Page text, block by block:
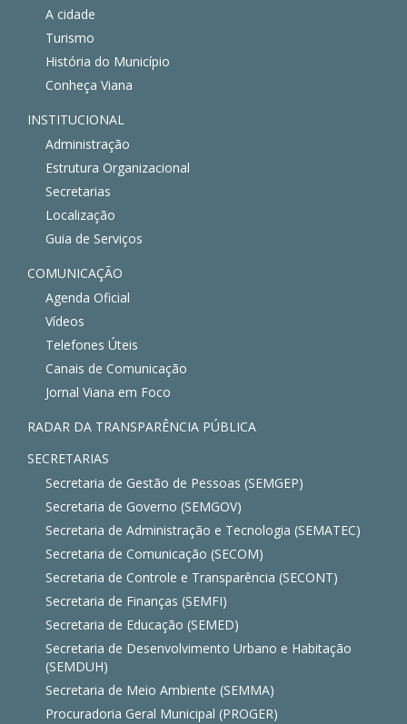
A cidade
Turismo
História do Município
Conheça Viana
INSTITUCIONAL
Administração
Estrutura Organizacional
Secretarias
Localização
Guia de Serviços
COMUNICAÇÃO
Agenda Oficial
Vídeos
Telefones Úteis
Canais de Comunicação
Jornal Viana em Foco
RADAR DA TRANSPARÊNCIA PÚBLICA
SECRETARIAS
Secretaria de Gestão de Pessoas (SEMGEP)
Secretaria de Governo (SEMGOV)
Secretaria de Administração e Tecnologia (SEMATEC)
Secretaria de Comunicação (SECOM)
Secretaria de Controle e Transparência (SECONT)
Secretaria de Finanças (SEMFI)
Secretaria de Educação (SEMED)
Secretaria de Desenvolvimento Urbano e Habitação
(SEMDUH)
Secretaria de Meio Ambiente (SEMMA)
Procuradoria Geral Municipal (PROGER)